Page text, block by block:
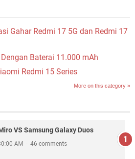
Gahar Redmi 17 5G dan Redmi 17
Baterai 11.000 mAh
Redmi 15 Series
More on this category »
VS Samsung Galaxy Duos
AM 46 comments